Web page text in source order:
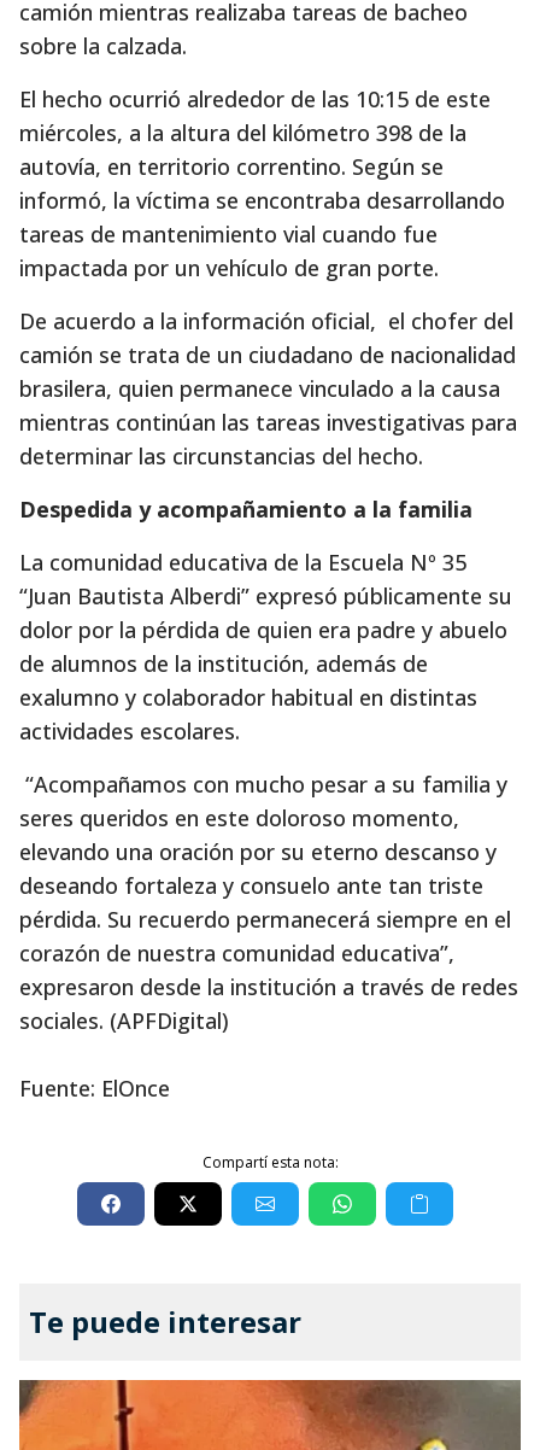
camión mientras realizaba tareas de bacheo
sobre la calzada.
El hecho ocurrió alrededor de las 10:15 de este
miércoles, a la altura del kilómetro 398 de la
autovía, en territorio correntino. Según se
informó, la víctima se encontraba desarrollando
tareas de mantenimiento vial cuando fue
impactada por un vehículo de gran porte.
De acuerdo a la información oficial, el chofer del
camión se trata de un ciudadano de nacionalidad
brasilera, quien permanece vinculado a la causa
mientras continúan las tareas investigativas para
determinar las circunstancias del hecho.
Despedida y acompañamiento a la familia
La comunidad educativa de la Escuela Nº 35
“Juan Bautista Alberdi” expresó públicamente su
dolor por la pérdida de quien era padre y abuelo
de alumnos de la institución, además de
exalumno y colaborador habitual en distintas
actividades escolares.
“Acompañamos con mucho pesar a su familia y
seres queridos en este doloroso momento,
elevando una oración por su eterno descanso y
deseando fortaleza y consuelo ante tan triste
pérdida. Su recuerdo permanecerá siempre en el
corazón de nuestra comunidad educativa”,
expresaron desde la institución a través de redes
sociales. (APFDigital)
Fuente: ElOnce
Compartí esta nota:
Te puede interesar